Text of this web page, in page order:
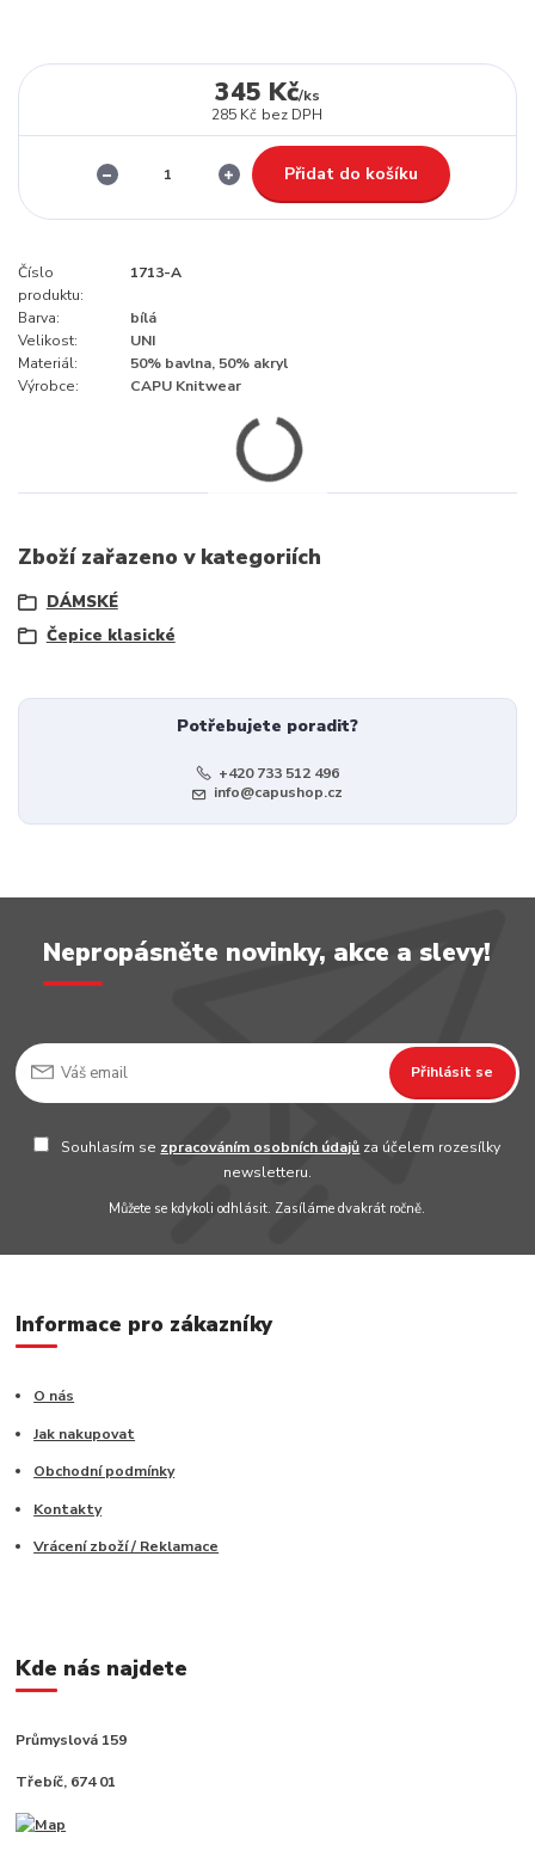
345 Kč/ks
285 Kč bez DPH
Přidat do košíku
Číslo
produktu:
1713-A
Barva:
bílá
Velikost:
UNI
Materiál:
50% bavlna, 50% akryl
Výrobce:
CAPU Knitwear
Zboží zařazeno v kategoriích
DÁMSKÉ
Čepice klasické
Potřebujete poradit?
+420 733 512 496
info@capushop.cz
Nepropásněte novinky, akce a slevy!
Přihlásit se
Souhlasím se zpracováním osobních údajů za účelem rozesílky
newsletteru.
Můžete se kdykoli odhlásit. Zasíláme dvakrát ročně.
Informace pro zákazníky
O nás
Jak nakupovat
Obchodní podmínky
Kontakty
Vrácení zboží / Reklamace
Kde nás najdete
Průmyslová 159
Třebíč, 674 01